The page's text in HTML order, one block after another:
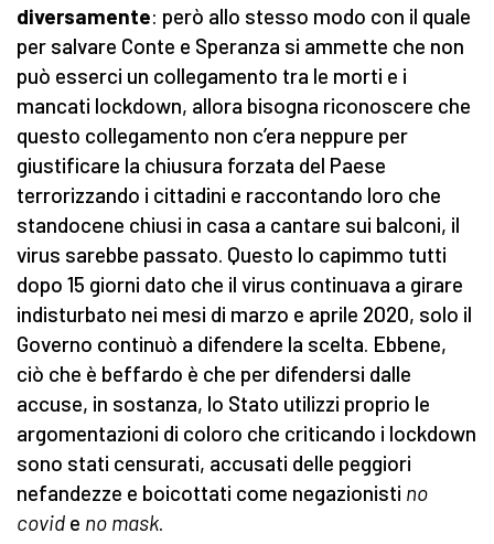
diversamente: però allo stesso modo con il quale
per salvare Conte e Speranza si ammette che non
può esserci un collegamento tra le morti e i
mancati lockdown, allora bisogna riconoscere che
questo collegamento non c’era neppure per
giustificare la chiusura forzata del Paese
terrorizzando i cittadini e raccontando loro che
standocene chiusi in casa a cantare sui balconi, il
virus sarebbe passato. Questo lo capimmo tutti
dopo 15 giorni dato che il virus continuava a girare
indisturbato nei mesi di marzo e aprile 2020, solo il
Governo continuò a difendere la scelta. Ebbene,
ciò che è beffardo è che per difendersi dalle
accuse, in sostanza, lo Stato utilizzi proprio le
argomentazioni di coloro che criticando i lockdown
sono stati censurati, accusati delle peggiori
nefandezze e boicottati come negazionisti no
covid e no mask.